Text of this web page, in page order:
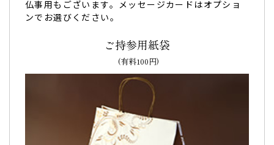
両親のお祝いで…非常に喜ばれ、贈ったこちらも満
の席で贈りました。非常に喜ばれ、贈ったこち
らも満足の行くものでした。
仏事用もございます。メッセージカードはオプショ
ンでお選びください。
ご持参用紙袋
(有料100円)